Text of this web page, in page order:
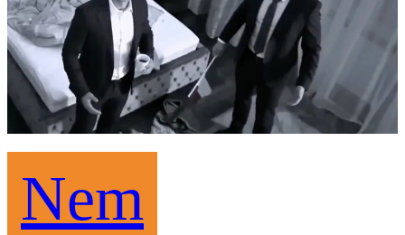
Nem